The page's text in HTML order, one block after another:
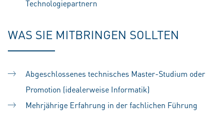
Technologiepartnern
WAS SIE MITBRINGEN SOLLTEN
Abgeschlossenes technisches Master-Studium oder
Promotion (idealerweise Informatik)
Mehrjährige Erfahrung in der fachlichen Führung